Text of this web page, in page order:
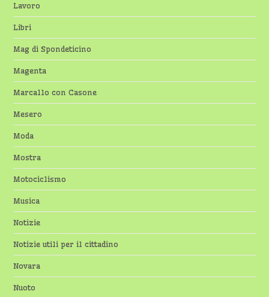
Lavoro
Libri
Mag di Spondeticino
Magenta
Marcallo con Casone
Mesero
Moda
Mostra
Motociclismo
Musica
Notizie
Notizie utili per il cittadino
Novara
Nuoto